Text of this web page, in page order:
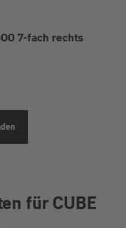
7-fach rechts
für CUBE